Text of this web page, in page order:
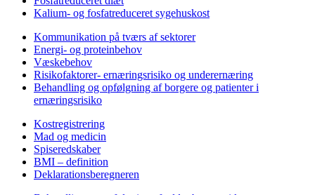
Kalium- og fosfatreduceret sygehuskost
Kommunikation på tværs af sektorer
Energi- og proteinbehov
Væskebehov
Risikofaktorer- ernæringsrisiko og underernæring
Behandling og opfølgning af borgere og patienter i
ernæringsrisiko
Kostregistrering
Mad og medicin
Spiseredskaber
BMI – definition
Deklarationsberegneren